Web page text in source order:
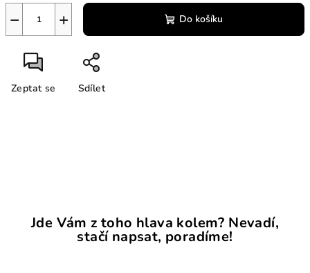
+
− Do košíku
Zeptat se Sdílet
Jde Vám z toho hlava kolem? Nevadí,
stačí napsat, poradíme!